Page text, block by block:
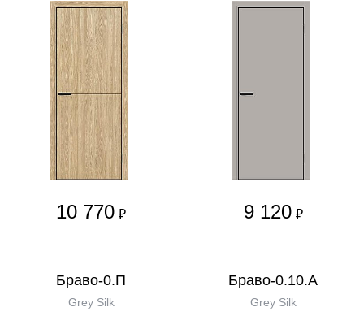
10 770 ₽ 9 120 ₽
Браво-0.П
Grey Silk
Браво-0.10.А
Grey Silk